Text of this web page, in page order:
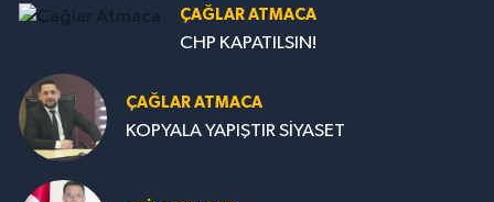
ÇAĞLAR ATMACA
CHP KAPATILSIN!
ÇAĞLAR ATMACA
KOPYALA YAPIŞTIR SİYASET